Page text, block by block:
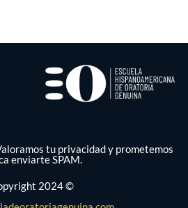
tu privacidad y prometemos
enviarte SPAM.
2024 ©